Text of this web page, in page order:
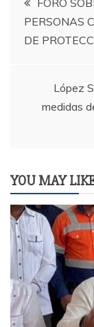
de
PERSONAS
DE
López
medidas
YOU MAY